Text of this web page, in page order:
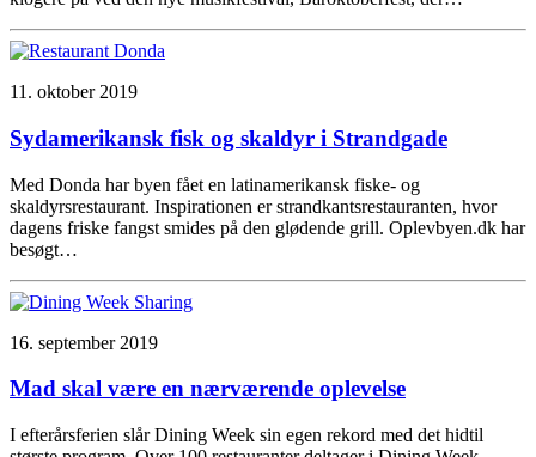
11. oktober 2019
Sydamerikansk fisk og skaldyr i Strandgade
Med Donda har byen fået en latinamerikansk fiske- og
skaldyrsrestaurant. Inspirationen er strandkantsrestauranten, hvor
dagens friske fangst smides på den glødende grill. Oplevbyen.dk har
besøgt…
16. september 2019
Mad skal være en nærværende oplevelse
I efterårsferien slår Dining Week sin egen rekord med det hidtil